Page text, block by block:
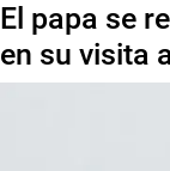
El papa se
en su visita